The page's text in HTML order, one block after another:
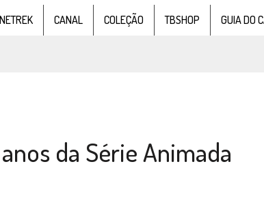
CANAL COLEÇÃO TBSHOP GUIA DO
FÃS AXANAR HORAS APÓS ESTREIA
INCIDENT” (4×02)
ERA NA SDCC da Série Animada